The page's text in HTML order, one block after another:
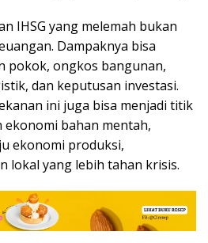
IHSG yang melemah bukan
Dampaknya bisa
pokok, ongkos bangunan,
dan keputusan investasi.
ini juga bisa menjadi titik
ekonomi bahan mentah,
ekonomi produksi,
lokal yang lebih tahan krisis.